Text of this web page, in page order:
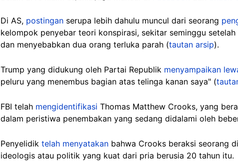
Di AS, postingan serupa lebih dahulu muncul dari seorang
kelompok penyebar teori konspirasi, sekitar seminggu
dan menyebabkan dua orang terluka parah (tautan arsip).
Trump yang didukung oleh Partai Republik menyampaikan
peluru yang menembus bagian atas telinga kanan saya" (
FBI telah mengidentifikasi Thomas Matthew Crooks, yang
dalam peristiwa penembakan yang sedang didalami oleh
Penyelidik telah menyatakan bahwa Crooks beraksi seorang
ideologis atau politik yang kuat dari pria berusia 20 tahun itu.